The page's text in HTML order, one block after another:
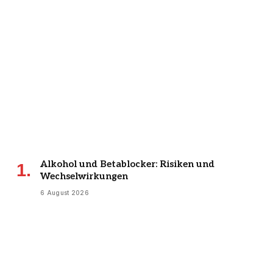
Alkohol und Betablocker: Risiken und
Wechselwirkungen
6 August 2026